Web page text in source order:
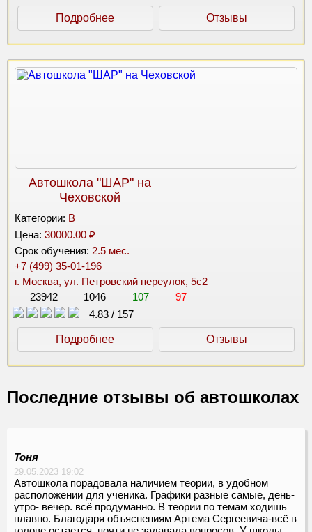
Подробнее Отзывы
Автошкола "ШАР" на
Чеховской
Категории: B
Цена: 30000.00 ₽
Срок обучения: 2.5 мес.
+7 (499) 35-01-196
г. Москва, ул. Петровский переулок, 5с2
23942
1046 107
97
4.83 / 157
Подробнее Отзывы
Последние отзывы об автошколах
Тоня
29.05.2023 19:02
Автошкола порадовала наличием теории, в удобном
расположении для ученика. Графики разные самые, день-
утро- вечер. всё продуманно. В теории по темам ходишь
плавно. Благодаря объяснениям Артема Сергеевича-всё в